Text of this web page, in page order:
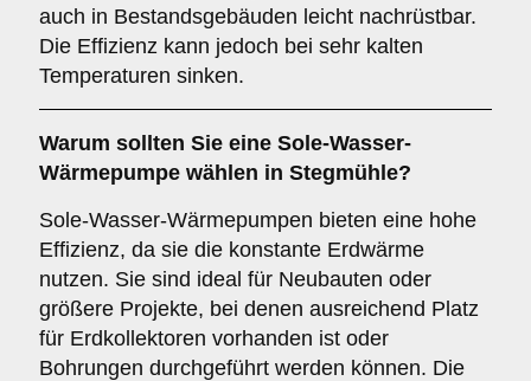
auch in Bestandsgebäuden leicht nachrüstbar.
Die Effizienz kann jedoch bei sehr kalten
Temperaturen sinken.
Warum sollten Sie eine Sole-Wasser-
Wärmepumpe wählen in Stegmühle?
Sole-Wasser-Wärmepumpen bieten eine hohe
Effizienz, da sie die konstante Erdwärme
nutzen. Sie sind ideal für Neubauten oder
größere Projekte, bei denen ausreichend Platz
für Erdkollektoren vorhanden ist oder
Bohrungen durchgeführt werden können. Die